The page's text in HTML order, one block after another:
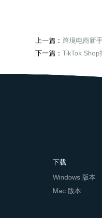
上一篇： 跨境电商新
下一篇： TikTok Shop
下载
Windows 版本
Mac 版本